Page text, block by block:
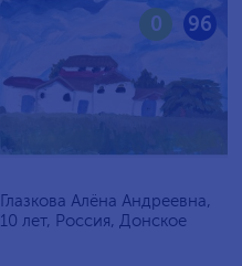
96
0
Глазкова Алёна Андреевна,
10 лет, Россия, Донское